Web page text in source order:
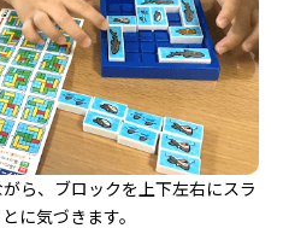
ら、ブロックを上下左右にスラ
に気づきます。